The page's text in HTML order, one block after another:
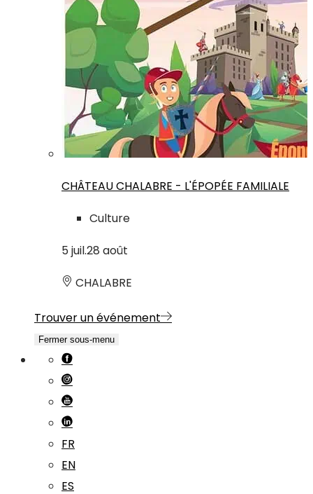
CHÂTEAU CHALABRE - L'ÉPOPÉE FAMILIALE
Culture
5 juil.28 août
CHALABRE
Trouver un événement
Fermer sous-menu
FR
EN
ES